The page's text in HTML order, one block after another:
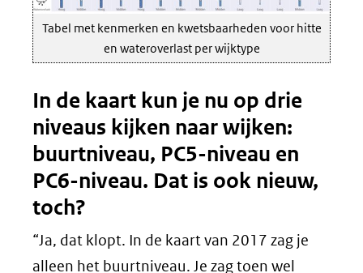
Tabel met kenmerken en kwetsbaarheden voor hitte
en wateroverlast per wijktype
In de kaart kun je nu op drie
niveaus kijken naar wijken:
buurtniveau, PC5-niveau en
PC6-niveau. Dat is ook nieuw,
toch?
“Ja, dat klopt. In de kaart van 2017 zag je
alleen het buurtniveau. Je zag toen wel